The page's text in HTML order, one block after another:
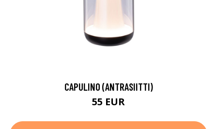
CAPULINO (ANTRASIITTI)
55 EUR